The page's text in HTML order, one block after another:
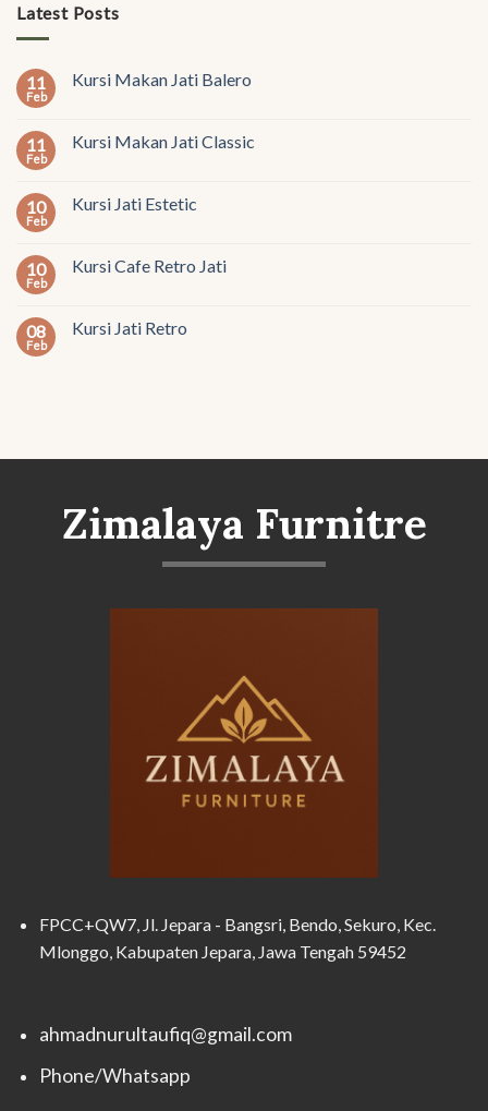
Latest Posts
11
Feb
Kursi Makan Jati Balero
11
Feb
Kursi Makan Jati Classic
10
Feb
Kursi Jati Estetic
10
Feb
Kursi Cafe Retro Jati
08
Feb
Kursi Jati Retro
Zimalaya Furnitre
FPCC+QW7, Jl. Jepara - Bangsri, Bendo, Sekuro, Kec.
Mlonggo, Kabupaten Jepara, Jawa Tengah 59452
ahmadnurultaufiq@gmail.com
Phone/Whatsapp